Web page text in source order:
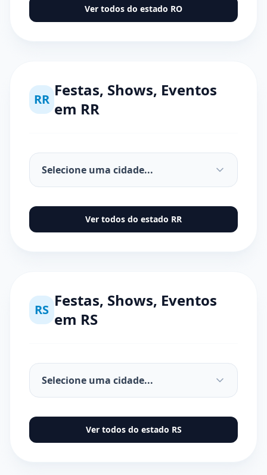
Ver todos do estado RO
RR Festas, Shows, Eventos
em RR
Ver todos do estado RR
RS Festas, Shows, Eventos
em RS
Ver todos do estado RS